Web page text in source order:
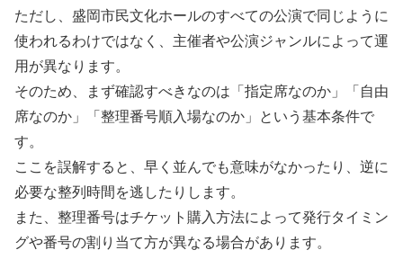
ただし、盛岡市民文化ホールのすべての公演で同じように
使われるわけではなく、主催者や公演ジャンルによって運
用が異なります。
そのため、まず確認すべきなのは「指定席なのか」「自由
席なのか」「整理番号順入場なのか」という基本条件で
す。
ここを誤解すると、早く並んでも意味がなかったり、逆に
必要な整列時間を逃したりします。
また、整理番号はチケット購入方法によって発行タイミン
グや番号の割り当て方が異なる場合があります。